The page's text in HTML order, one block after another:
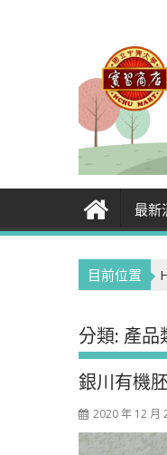
最新
目前位置
分類: 產品
銀川有機
2020 年 12 月